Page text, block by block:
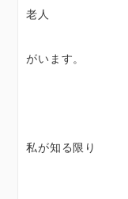
老人
がいます。
私が知る限り